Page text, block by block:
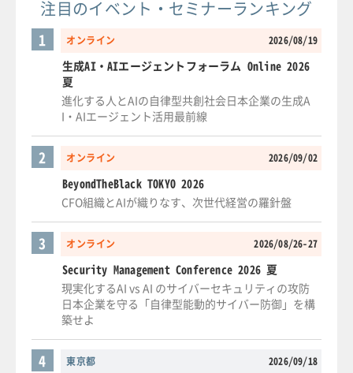
注目のイベント・セミナーランキング
オンライン 2026/08/19
1
生成AI・AIエージェントフォーラム Online 2026
夏
進化する人とAIの自律型共創社会日本企業の生成A
I・AIエージェント活用最前線
オンライン 2026/09/02
2
BeyondTheBlack TOKYO 2026
CFO組織とAIが織りなす、次世代経営の羅針盤
オンライン 2026/08/26-27
3
Security Management Conference 2026 夏
現実化するAI vs AI のサイバーセキュリティの攻防
日本企業を守る「自律型能動的サイバー防御」を構
築せよ
東京都 2026/09/18
4